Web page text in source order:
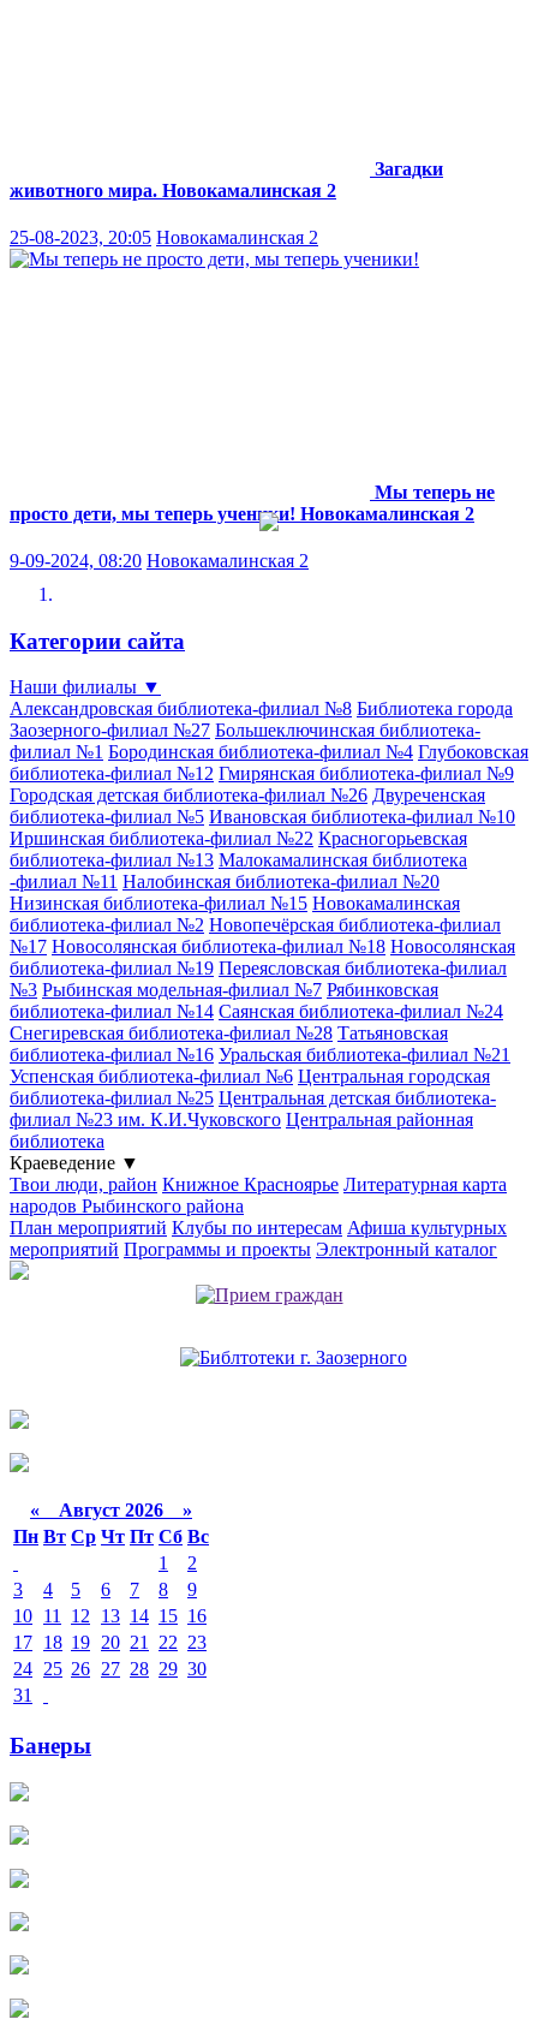
Загадки
животного мира. Новокамалинская 2
25-08-2023, 20:05 Новокамалинская 2
Мы теперь не
просто дети, мы теперь ученики! Новокамалинская 2
9-09-2024, 08:20 Новокамалинская 2
Категории сайта
Наши филиалы ▼
Александровская библиотека-филиал №8 Библиотека города
Заозерного-филиал №27 Большеключинская библиотека-
филиал №1 Бородинская библиотека-филиал №4 Глубоковская
библиотека-филиал №12 Гмирянская библиотека-филиал №9
Городская детская библиотека-филиал №26 Двуреченская
библиотека-филиал №5 Ивановская библиотека-филиал №10
Иршинская библиотека-филиал №22 Красногорьевская
библиотека-филиал №13 Малокамалинская библиотека
-филиал №11 Налобинская библиотека-филиал №20
Низинская библиотека-филиал №15 Новокамалинская
библиотека-филиал №2 Новопечёрская библиотека-филиал
№17 Новосолянская библиотека-филиал №18 Новосолянская
библиотека-филиал №19 Переясловская библиотека-филиал
№3 Рыбинская модельная-филиал №7 Рябинковская
библиотека-филиал №14 Саянская библиотека-филиал №24
Снегиревская библиотека-филиал №28 Татьяновская
библиотека-филиал №16 Уральская библиотека-филиал №21
Успенская библиотека-филиал №6 Центральная городская
библиотека-филиал №25 Центральная детская библиотека-
филиал №23 им. К.И.Чуковского Центральная районная
библиотека
Краеведение ▼
Твои люди, район Книжное Красноярье Литературная карта
народов Рыбинского района
План мероприятий Клубы по интересам Афиша культурных
мероприятий Программы и проекты Электронный каталог
« Август 2026 »
Пн Вт Ср Чт Пт Сб Вс
1
2
3
4 5 6 7 8
9
10 11 12 13 14 15 16
17 18 19 20 21 22 23
24 25 26 27 28 29 30
31
Банеры